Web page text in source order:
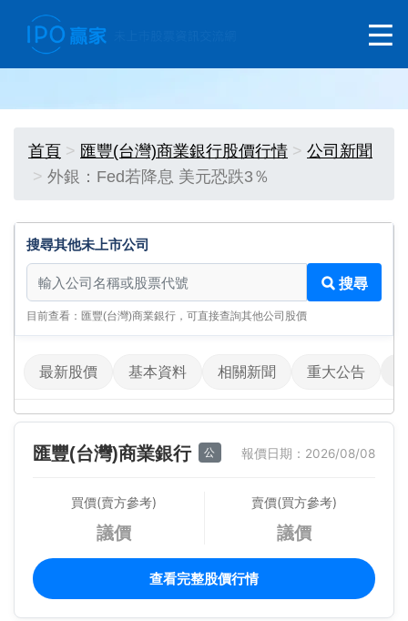
首頁 匯豐(台灣)商業銀行股價行情
公司新聞
外銀：Fed若降息 美元恐跌3％
搜尋其他未上市公司
搜尋其他未上市公司
搜尋
目前查看：匯豐(台灣)商業銀行，可直接查詢其他公司股價
最新股價 基本資料 相關新聞 重大公告
匯豐(台灣)商業銀行 公 報價日期：2026/08/08
買價(賣方參考)
議價
賣價(買方參考)
議價
查看完整股價行情